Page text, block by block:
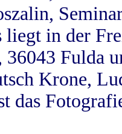
liegt in der
36043 Fulda
Krone,
das